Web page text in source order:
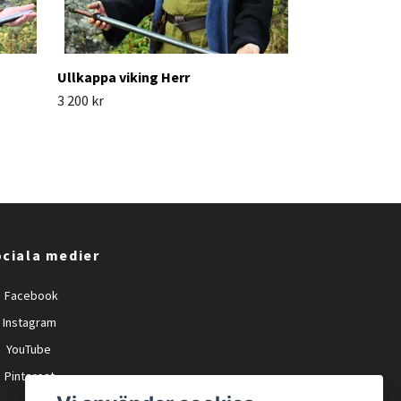
Ullkappa viking Herr
3 200 kr
medier
Facebook
Instagram
YouTube
Pinterest